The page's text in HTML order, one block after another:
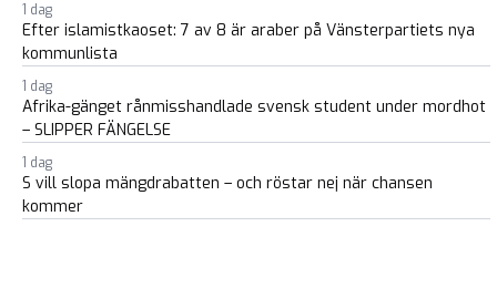
1 dag
Efter islamistkaoset: 7 av 8 är araber på Vänsterpartiets nya
kommunlista
1 dag
Afrika-gänget rånmisshandlade svensk student under mordhot
– SLIPPER FÄNGELSE
1 dag
S vill slopa mängdrabatten – och röstar nej när chansen
kommer